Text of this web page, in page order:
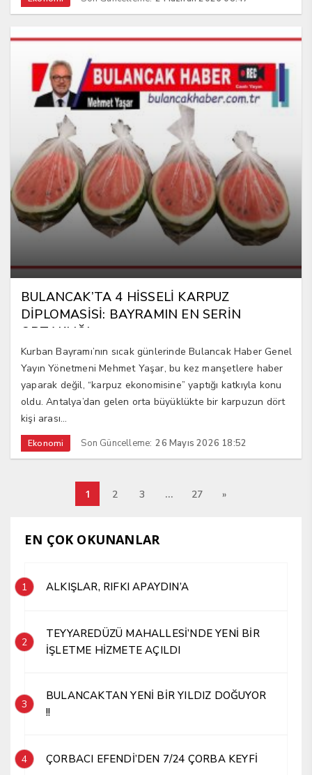
BULANCAK’TA 4 HİSSELİ KARPUZ
DİPLOMASİSİ: BAYRAMIN EN SERİN
ORTAKLIĞI
Kurban Bayramı’nın sıcak günlerinde Bulancak Haber Genel
Yayın Yönetmeni Mehmet Yaşar, bu kez manşetlere haber
yaparak değil, “karpuz ekonomisine” yaptığı katkıyla konu
oldu. Antalya’dan gelen orta büyüklükte bir karpuzun dört
kişi arası...
Ekonomi Son Güncelleme: 26 Mayıs 2026 18:52
1 2 3 … 27 »
EN ÇOK OKUNANLAR
1 ALKIŞLAR, RIFKI APAYDIN’A
2
TEYYAREDÜZÜ MAHALLESİ’NDE YENİ BİR
İŞLETME HİZMETE AÇILDI
3
BULANCAKTAN YENİ BİR YILDIZ DOĞUYOR
!!
4 ÇORBACI EFENDİ’DEN 7/24 ÇORBA KEYFİ